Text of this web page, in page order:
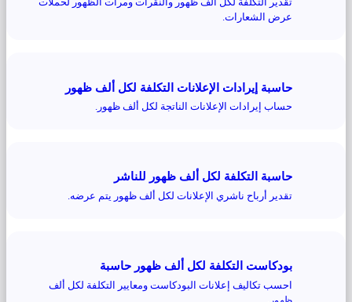
عرض الشعارات.
حاسبة إيرادات الإعلانات التكلفة لكل ألف ظهور
حساب إيرادات الإعلانات الناتجة لكل ألف ظهور.
حاسبة التكلفة لكل ألف ظهور للناشر
تقدير أرباح ناشري الإعلانات لكل ألف ظهور يتم عرضه.
بودكاست التكلفة لكل ألف ظهور حاسبة
احسب تكاليف إعلانات البودكاست ومعايير التكلفة لكل ألف